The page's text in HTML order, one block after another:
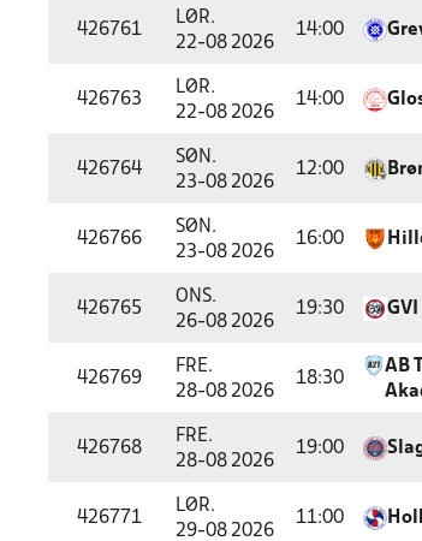
426761
LØR.
22-08 2026
14:00
426763
LØR.
22-08 2026
14:00
426764
SØN.
23-08 2026
12:00
426766
SØN.
23-08 2026
16:00
426765
ONS.
26-08 2026
19:30 GVI
426769
FRE.
28-08 2026
18:30
AB
426768
FRE.
28-08 2026
19:00
426771
LØR.
29-08 2026
11:00